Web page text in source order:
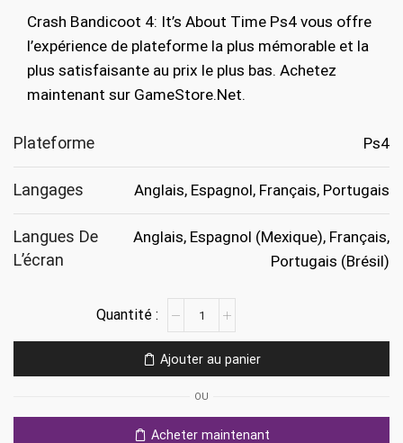
initial
était :
€69.99.
actuel
est :
€24.99.
Crash Bandicoot 4: It’s About Time Ps4 vous offre
l’expérience de plateforme la plus mémorable et la
plus satisfaisante au prix le plus bas. Achetez
maintenant sur GameStore.Net.
Plateforme Ps4
Langages Anglais, Espagnol, Français, Portugais
Langues De
L’écran
Anglais, Espagnol (Mexique), Français,
Portugais (Brésil)
Crash
Bandicoot
About
Ajouter au panier
OU
Acheter maintenant